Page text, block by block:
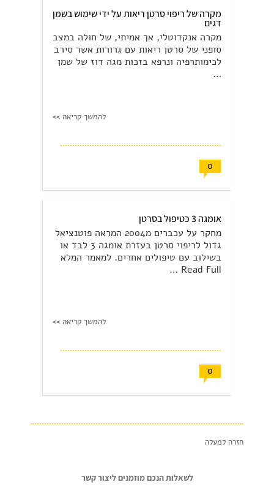
מקרה של ריפוי סרטן ריאות על ידי שימוש בשמן
דגים
מקרה אנקדוטלי, אך אמיתי, של חולה במצב
סופני של סרטן ריאות עם גרורות אשר סירב
לכימותרפיה ונרפא בזכות מגה דוז של שמן
…
להמשך קריאה >>
0
אומגה 3 כטיפול בסרטן
מחקר על עכברים מ2004 המראה פוטנציאל
גדול לריפוי סרטן בעזרת אומגה 3 לבד או
בשילוב עם טיפולים אחרים. למאמר המלא
Read Full …
להמשך קריאה >>
0
חזרה למעלה
לשאלות הנכם מוזמנים ליצור קשר